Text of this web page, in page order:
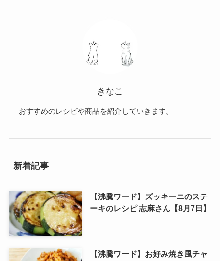
きなこ
おすすめのレシピや商品を紹介していきます。
新着記事
【沸騰ワード】ズッキーニのステ
ーキのレシピ 志麻さん【8月7日】
【沸騰ワード】お好み焼き風チャ